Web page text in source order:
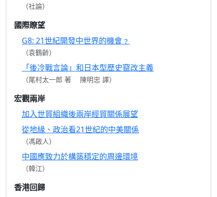
（社論）
國際瞭望
G8: 21世紀開發中世界的機會﹖
（袁鶴齡）
「後冷戰言論」和日本型歷史竄改主義
（尾村太一郎 著 陳明忠 譯）
宏觀兩岸
加入世貿組織後兩岸經貿關係展望
從地緣、政治看21世紀的中美關係
（馮啟人）
中國應致力於構築穩定的周邊環境
（韓江）
香港回歸